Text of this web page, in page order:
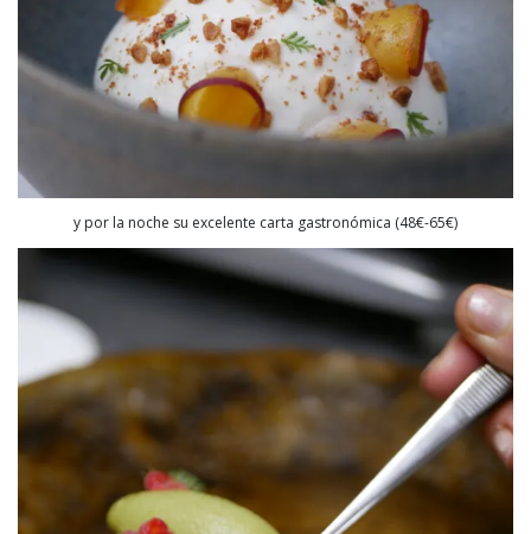
y por la noche su excelente carta gastronómica (48€-65€)